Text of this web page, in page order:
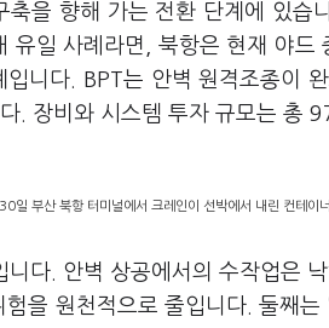
을 향해 가는 전환 단계에 있습
유일 사례라면, 북항은 현재 야
니다. BPT는 안벽 원격조종이
. 장비와 시스템 투자 규모는 총
일 부산 북항 터미널에서 크레인이 선박에서 내린 컨테이
니다. 안벽 상공에서의 수작업은
을 원천적으로 줄입니다. 둘째